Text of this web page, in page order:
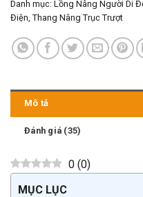
Danh mục: Lồng Nâng Người Di
Điện Thang Nâng Trục Trượt
Mô tả
Đánh giá (35)
0 (0)
MỤC LỤC